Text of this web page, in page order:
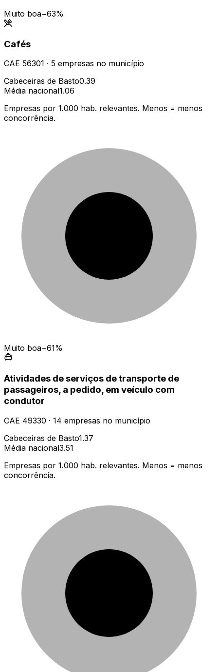
Muito boa−63%
Cafés
CAE 56301 · 5 empresas no município
Cabeceiras de Basto0.39
Média nacional1.06
Empresas por 1.000 hab. relevantes. Menos = menos
concorrência.
Muito boa−61%
Atividades de serviços de transporte de
passageiros, a pedido, em veículo com
condutor
CAE 49330 · 14 empresas no município
Cabeceiras de Basto1.37
Média nacional3.51
Empresas por 1.000 hab. relevantes. Menos = menos
concorrência.